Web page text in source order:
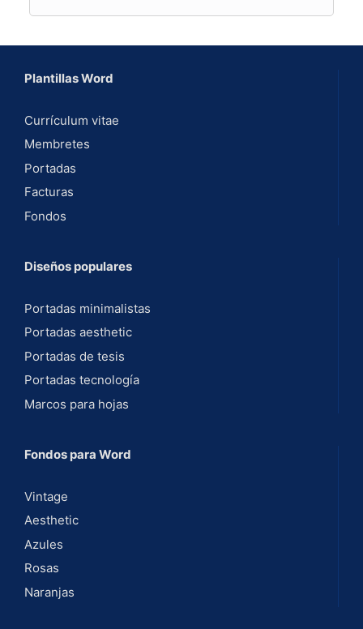
Plantillas Word
Currículum vitae
Membretes
Portadas
Facturas
Fondos
Diseños populares
Portadas minimalistas
Portadas aesthetic
Portadas de tesis
Portadas tecnología
Marcos para hojas
Fondos para Word
Vintage
Aesthetic
Azules
Rosas
Naranjas